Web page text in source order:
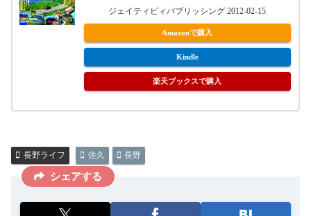
ジェイティビィパブリッシング 2012-02-15
Amazonで購入
Kindle
楽天ブックスで購入
長野ライフ 佐久 長野
シェアする